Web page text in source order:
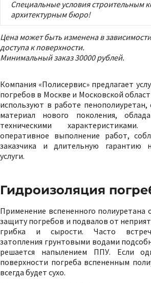
Специальные условия строительным
архитектурным бюро!
Цена может быть изменена в
доступа к поверхности.
Минимальный заказ 30000 рублей.
Компания «Полисервис» предлагает
погребов в Москве и Московской
используют в работе
материал нового поколения,
техническими
оперативное выполнение работ,
заказчика и длительную гарантию
услуги.
Гидроизоляция
Применение вспененного полиуретана
защиту погребов и подвалов от
грибка и сырости. Часто
затопления грунтовыми водами
решается напылением ППУ. Если
поверхности погреба вспененным
всегда будет сухо.